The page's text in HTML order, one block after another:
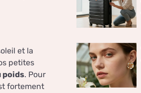
et la
petites
poids. Pour
fortement